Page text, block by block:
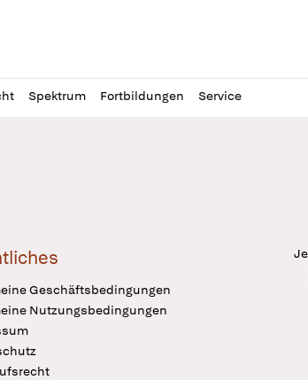
Spektrum Fortbildungen Service
Geschäftsbedingungen
Nutzungsbedingungen